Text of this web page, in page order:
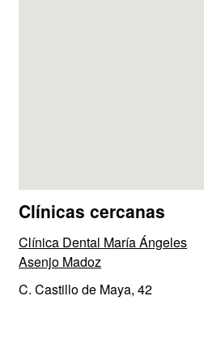
Clínicas cercanas
Clínica Dental María Ángeles
Asenjo Madoz
C. Castillo de Maya, 42